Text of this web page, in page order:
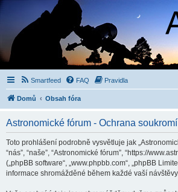
Smartfeed FAQ Pravidla
Domů Obsah fóra
Astronomické fórum - Ochrana soukromí
Toto prohlášení podrobně vysvětluje jak
“nás”, “naše”, “Astronomické fórum”, “https://
(„phpBB software“, „www.phpbb.com“, „phpBB
informace shromážděné během každé vaší